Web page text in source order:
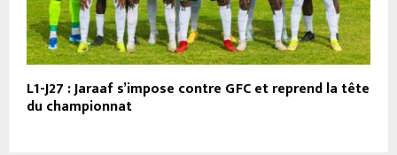
L1-J27 : Jaraaf s’impose contre GFC et reprend la tête
du championnat